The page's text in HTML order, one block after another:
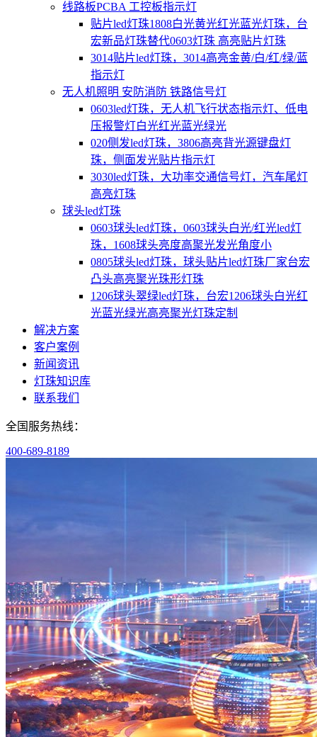
线路板PCBA 工控板指示灯
贴片led灯珠1808白光黄光红光蓝光灯珠，台
宏新品灯珠替代0603灯珠 高亮贴片灯珠
3014贴片led灯珠，3014高亮金黄/白/红/绿/蓝
指示灯
无人机照明 安防消防 铁路信号灯
0603led灯珠，无人机飞行状态指示灯、低电
压报警灯白光红光蓝光绿光
020侧发led灯珠，3806高亮背光源键盘灯
珠，侧面发光贴片指示灯
3030led灯珠，大功率交通信号灯，汽车尾灯
高亮灯珠
球头led灯珠
0603球头led灯珠，0603球头白光/红光led灯
珠，1608球头亮度高聚光发光角度小
0805球头led灯珠，球头贴片led灯珠厂家台宏
凸头高亮聚光珠形灯珠
1206球头翠绿led灯珠，台宏1206球头白光红
光蓝光绿光高亮聚光灯珠定制
解决方案
客户案例
新闻资讯
灯珠知识库
联系我们
全国服务热线：
400-689-8189